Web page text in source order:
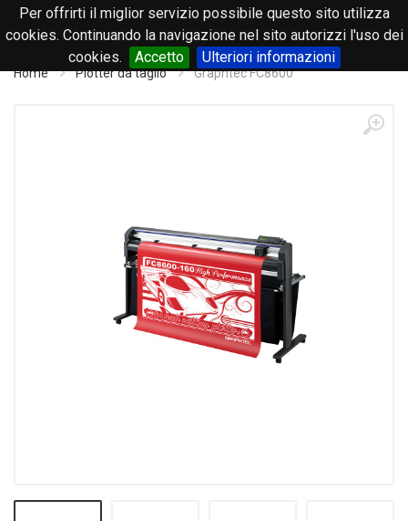
Per offrirti il miglior servizio possibile questo sito utilizza
cookies. Continuando la navigazione nel sito autorizzi l'uso dei
cookies.
Accetto Ulteriori informazioni
0
Home Plotter da taglio Graphtec FC8600